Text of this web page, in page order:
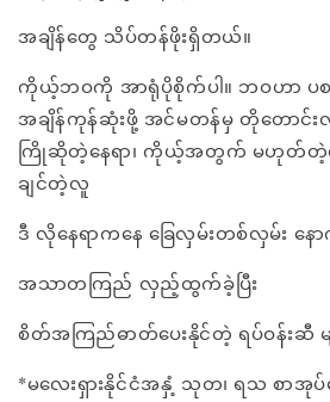
အချိန်တွေ သိပ်တန်ဖိုးရှိတယ်။
ကိုယ့်ဘဝကို အာရုံပိုစိုက်ပါ။ ဘဝဟာ ပ
အချိန်ကုန်ဆုံးဖို့ အင်မတန်မှ တိုတောင်
ကြိုဆိုတဲ့နေရာ၊ ကိုယ့်အတွက် မဟုတ်တဲ့လ
ချင်တဲ့လူ
ဒီ လိုနေရာကနေ ခြေလှမ်းတစ်လှမ်း နေ
အသာတကြည် လှည့်ထွက်ခဲ့ပြီး
စိတ်အကြည်ဓာတ်ပေးနိုင်တဲ့ ရပ်ဝန်းဆီ မ
*မလေးရှားနိုင်ငံအနှံ့ သုတ၊ ရသ စာအုပ်မ